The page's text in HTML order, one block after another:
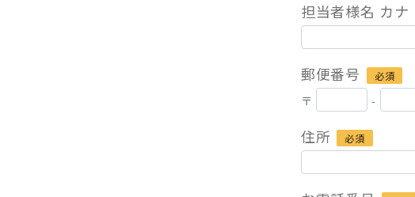
担当者様名 カナ
郵便番号 必須
〒 -
住所 必須